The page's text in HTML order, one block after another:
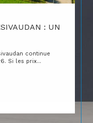
: UN
continue
Si les prix...